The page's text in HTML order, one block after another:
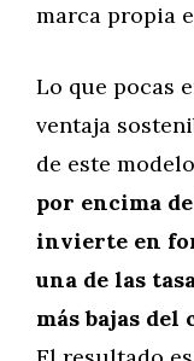
marca propia
Lo que pocas
ventaja
de este
por encima
invierte en
una de las
más bajas